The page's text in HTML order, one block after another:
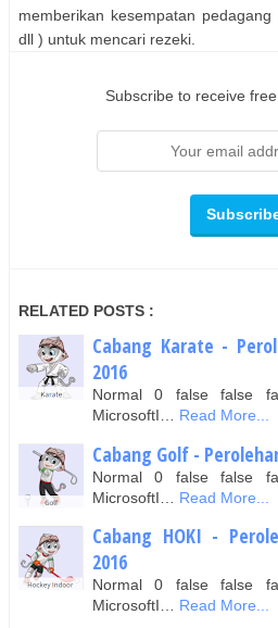
memberikan kesempatan
dll ) untuk mencari rezeki.
Subscribe to receive
RELATED POSTS :
Cabang Karate -
2016
Normal 0 false false
MicrosoftI… Read More...
Cabang Golf -
Normal 0 false false
MicrosoftI…
Read More...
Cabang HOKI -
2016
Normal 0 false false
MicrosoftI… Read More...